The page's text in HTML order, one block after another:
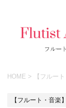
HOME > 【フルー
【フルート・音楽】